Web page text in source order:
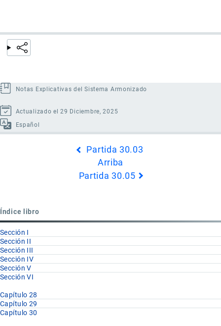
Notas Explicativas del Sistema Armonizado
Actualizado el 29 Diciembre, 2025
Español
Partida 30.03
Arriba
Partida 30.05
Índice libro
Sección I
Sección II
Sección III
Sección IV
Sección V
Sección VI
Capítulo 28
Capítulo 29
Capítulo 30